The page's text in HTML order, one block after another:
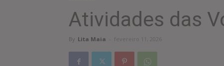
Atividades das
By Lita Maia - fevereiro 11, 2026